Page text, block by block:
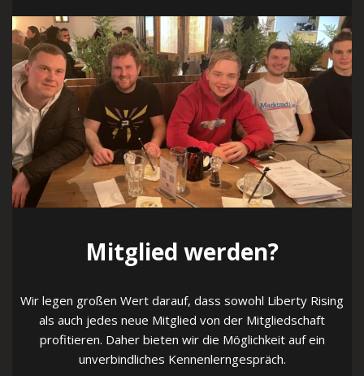
Mitglied werden?
Wir legen großen Wert darauf, dass sowohl Liberty Rising
als auch jedes neue Mitglied von der Mitgliedschaft
profitieren. Daher bieten wir die Möglichkeit auf ein
unverbindliches Kennenlerngespräch.